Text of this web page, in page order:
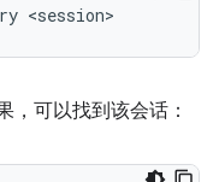
，可以找到该会话：